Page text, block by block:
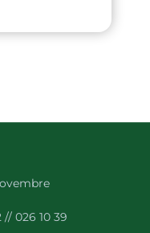
// 026 10 39